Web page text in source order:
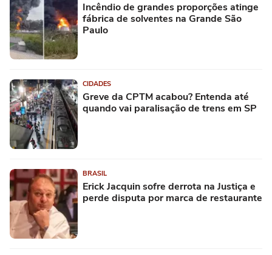
Incêndio de grandes proporções atinge
fábrica de solventes na Grande São
Paulo
CIDADES
Greve da CPTM acabou? Entenda até
quando vai paralisação de trens em SP
BRASIL
Erick Jacquin sofre derrota na Justiça e
perde disputa por marca de restaurante